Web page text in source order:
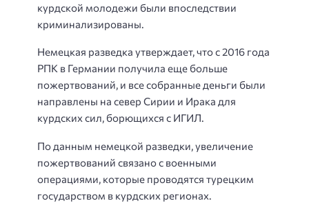
курдской молодежи были впоследствии
криминализированы.
Немецкая разведка утверждает, что с 2016 года
РПК в Германии получила еще больше
пожертвований, и все собранные деньги были
направлены на север Сирии и Ирака для
курдских сил, борющихся с ИГИЛ.
По данным немецкой разведки, увеличение
пожертвований связано с военными
операциями, которые проводятся турецким
государством в курдских регионах.